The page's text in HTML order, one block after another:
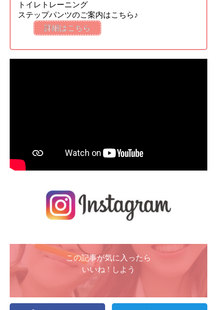
トイレトレーニング
ステップパンツのご案内はこちら♪
詳細はこちら
この記事が気に入ったら
いいね ! しよう